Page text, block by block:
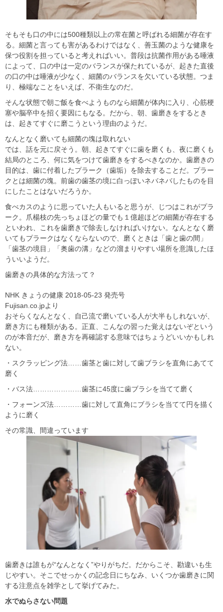
そもそも口の中には500種類以上の常在菌と呼ばれる細菌が存在す
る。細菌と言っても害があるわけではなく、善玉菌のような健康を
保つ役割を担っていると考えればいい。普段は抗菌作用がある唾液
によって、口の中は一定のバランスが保たれているが、起きた直後
の口の中は唾液が少なく、細菌のバランスを欠いている状態。つま
り、極端なことをいえば、不衛生なのだ。
そんな状態で朝ご飯を食べようものなら細菌が体内に入り、心筋梗
塞や脳卒中を招く要因にもなる。だから、朝、歯磨きをするとき
は、起きてすぐに磨こうという理由のようだ。
なんとなく磨いても細菌の塊は取れない
では、話を元に戻そう。朝、起きてすぐに歯を磨くも、夜に磨くも
結局のところ、何に気をつけて歯磨きをするべきなのか。歯磨きの
目的は、歯に付着したプラーク（歯垢）を除去することだ。プラー
クとは細菌の塊。前歯の歯茎の境に白っぽいネバネバしたものを目
にしたことはないだろうか。
食べカスのように思っていた人もいると思うが、じつはこれがプラ
ーク。爪楊枝の先っちょほどの量でも１億超ほどの細菌が存在する
といわれ、これを歯磨きで除去しなければいけない。なんとなく磨
いてもプラークはなくならないので、磨くときは「歯と歯の間」
「歯茎の境目」「奥歯の溝」などの溜まりやすい場所を意識したほ
ういいようだ。
歯磨きの具体的な方法って？
NHK きょうの健康 2018-05-23 発売号
Fujisan.co.jpより
おそらくなんとなく、自己流で磨いている人が大半もしれないが、
磨き方にも種類がある。正直、こんなの習った覚えはないぞという
のが本音だが、磨き方を再確認する意味ではちょうどいいかもしれ
ない。
・スクラッピング法……歯茎と歯に対して歯ブラシを直角にあてて
磨く
・バス法…………………歯茎に45度に歯ブラシを当てて磨く
・フォーンズ法…………歯に対して直角にブラシを当てて円を描く
ように磨く
その常識、間違っています
歯磨きは誰もが“なんとなく”やりがちだ。だからこそ、勘違いも生
じやすい。そこでせっかくの記念日にちなみ、いくつか歯磨きに関
する注意点を雑学として挙げてみた。
水でぬらさない問題